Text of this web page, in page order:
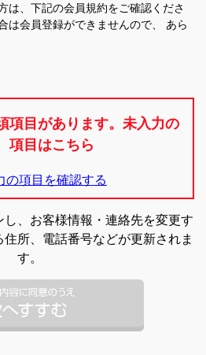
は、下記の会員規約をご確認くださ
は会員登録ができませんので、 あら
項目があります。未入力の
項目はこちら
の項目を確認する
し、お客様情報・連絡先を変更す
所、電話番号などが更新されま
す。